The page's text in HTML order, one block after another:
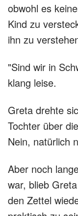
obwohl es
Kind zu
ihn zu
"Sind wir in
klang leise.
Greta drehte
Tochter über
Nein, natürlich
Aber noch
war, blieb
den Zettel